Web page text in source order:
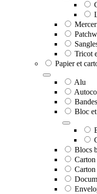
Tricot
Papier et
Alu
Bloc
Blocs